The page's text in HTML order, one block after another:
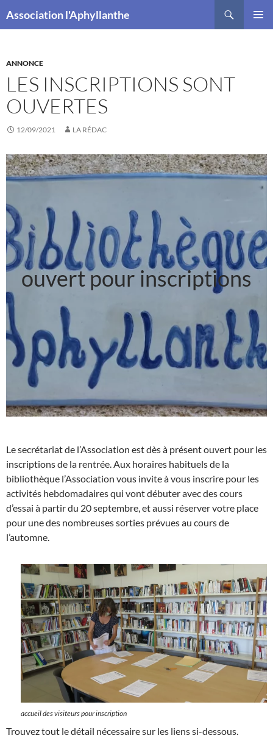
Association l'Aphyllanthe
ANNONCE
LES INSCRIPTIONS SONT
OUVERTES
12/09/2021 LA RÉDAC
ouvert pour inscriptions
Le secrétariat de l’Association est dès à présent ouvert pour les
inscriptions de la rentrée. Aux horaires habituels de la
bibliothèque l’Association vous invite à vous inscrire pour les
activités hebdomadaires qui vont débuter avec des cours
d’essai à partir du 20 septembre, et aussi réserver votre place
pour une des nombreuses sorties prévues au cours de
l’automne.
accueil des visiteurs pour inscription
Trouvez tout le détail nécessaire sur les liens si-dessous.